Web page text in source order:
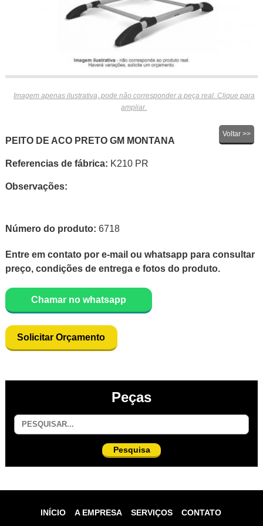
Imagem apenas ilustrativa, pode não corresponder a peça real. Clique para
ampliar.
Voltar >>
PEITO DE ACO PRETO GM MONTANA
Referencias de fábrica: K210 PR
Observações:
Número do produto: 6718
Entre em contato por e-mail ou whatsapp para consultar
preço, condições de entrega e fotos do produto.
Chamar no whatsapp
Solicitar Orçamento
Peças
Pesquisa
INÍCIO A EMPRESA SERVIÇOS CONTATO